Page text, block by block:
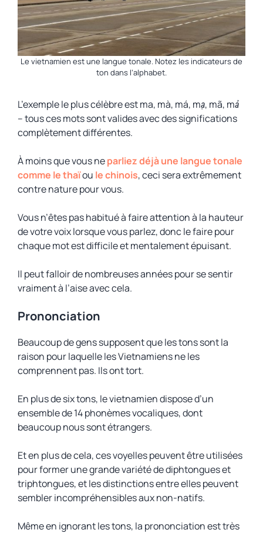
Le vietnamien est une langue tonale. Notez les indicateurs de
ton dans l’alphabet.
L’exemple le plus célèbre estma, mà, má, mạ, mã, mả
– tous ces mots sont valides avec des significations
complètement différentes.
À moins que vous neparliez déjà une langue tonale
comme le thaïou le chinois, ceci sera extrêmement
contre nature pour vous.
Vous n’êtes pas habitué à faire attention à la hauteur
de votre voix lorsque vous parlez, donc le faire pour
chaque mot est difficile et mentalement épuisant.
Il peut falloir de nombreuses années pour se sentir
vraiment à l’aise avec cela.
Prononciation
Beaucoup de gens supposent que les tons sont la
raison pour laquelle les Vietnamiens ne les
comprennent pas. Ils ont tort.
En plus de six tons, le vietnamien dispose d’un
ensemble de 14 phonèmes vocaliques, dont
beaucoup nous sont étrangers.
Et en plus de cela, ces voyelles peuvent être utilisées
pour former une grande variété de diphtongues et
triphtongues, et les distinctions entre elles peuvent
sembler incompréhensibles aux non-natifs.
Même en ignorant les tons, la prononciation est très